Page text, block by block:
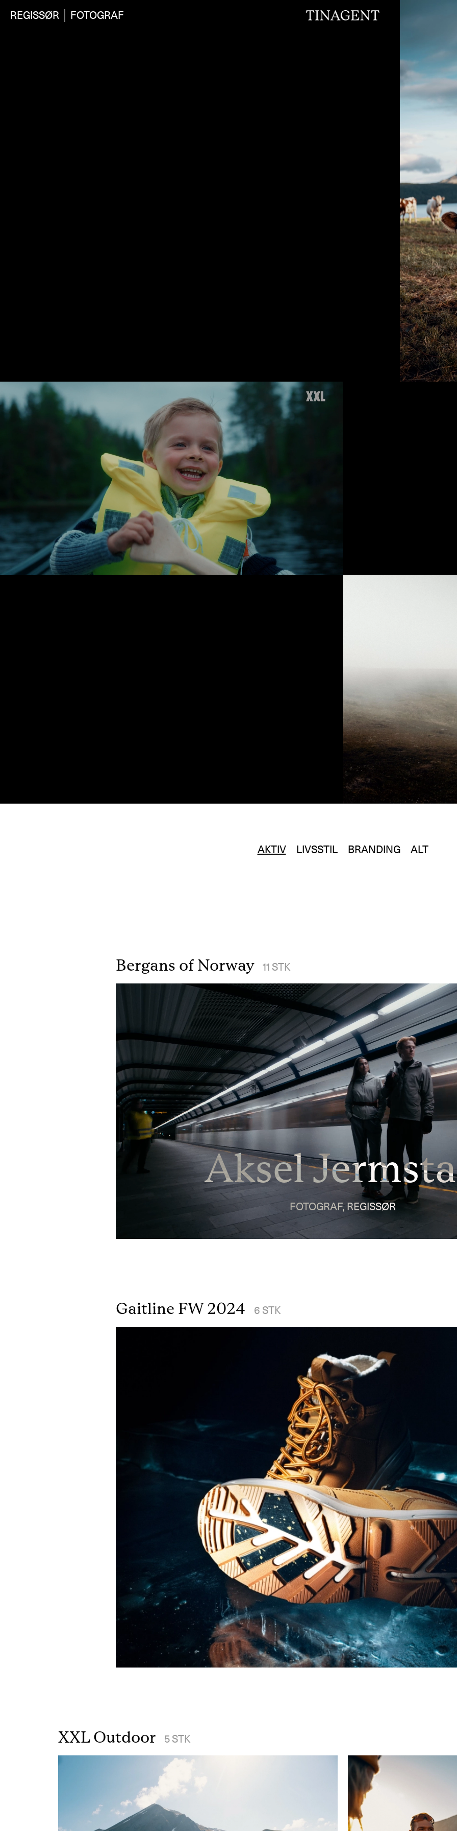
REGISSØR FOTOGRAF
Aksel
FOTOGRAF, REGISSØR
AKTIV LIVSSTIL BRANDING ALT
Bergans of Norway 11 STK
Gaitline FW 2024 6 STK
XXL Outdoor 5STK